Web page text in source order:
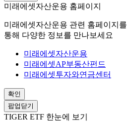
미래에셋자산운용 홈페이지
미래에셋자산운용 관련 홈페이지를
통해 다양한 정보를 만나보세요
미래에셋자산운용
미래에셋AP부동산펀드
미래에셋투자와연금센터
확인
팝업닫기
TIGER ETF 한눈에 보기